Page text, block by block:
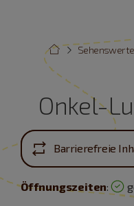
Onkel-
Barrierefreie
Öffnungszeiten: